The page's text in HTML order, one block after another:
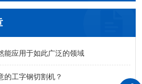
能应用于如此广泛的领域
的工字钢切割机？